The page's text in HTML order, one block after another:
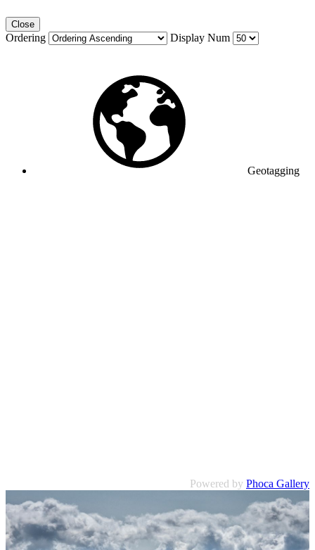
Close
Ordering Display Num
Geotagging
Powered by Phoca Gallery